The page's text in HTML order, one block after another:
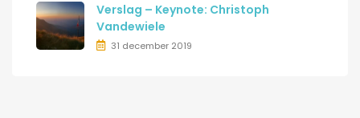
Verslag – Keynote: Christoph
Vandewiele
31 december 2019